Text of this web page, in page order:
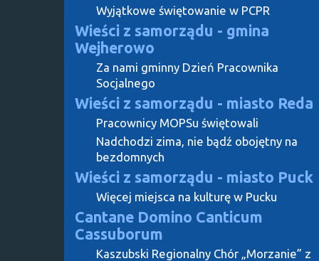
Wyjątkowe świętowanie w PCPR
Wieści z samorządu - gmina
Wejherowo
Za nami gminny Dzień Pracownika
Socjalnego
Wieści z samorządu - miasto Reda
Pracownicy MOPSu świętowali
Nadchodzi zima, nie bądź obojętny na
bezdomnych
Wieści z samorządu - miasto Puck
Więcej miejsca na kulturę w Pucku
Cantane Domino Canticum
Cassuborum
Kaszubski Regionalny Chór „Morzanie” z